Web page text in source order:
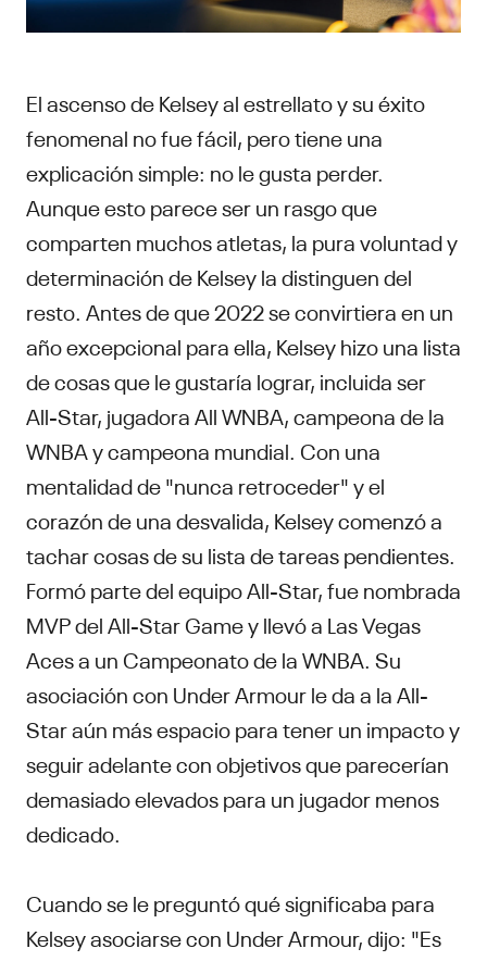
El ascenso de Kelsey al estrellato y su éxito
fenomenal no fue fácil, pero tiene una
explicación simple: no le gusta perder.
Aunque esto parece ser un rasgo que
comparten muchos atletas, la pura voluntad y
determinación de Kelsey la distinguen del
resto. Antes de que 2022 se convirtiera en un
año excepcional para ella, Kelsey hizo una lista
de cosas que le gustaría lograr, incluida ser
All-Star, jugadora All WNBA, campeona de la
WNBA y campeona mundial. Con una
mentalidad de "nunca retroceder" y el
corazón de una desvalida, Kelsey comenzó a
tachar cosas de su lista de tareas pendientes.
Formó parte del equipo All-Star, fue nombrada
MVP del All-Star Game y llevó a Las Vegas
Aces a un Campeonato de la WNBA. Su
asociación con Under Armour le da a la All-
Star aún más espacio para tener un impacto y
seguir adelante con objetivos que parecerían
demasiado elevados para un jugador menos
dedicado.
Cuando se le preguntó qué significaba para
Kelsey asociarse con Under Armour, dijo: "Es